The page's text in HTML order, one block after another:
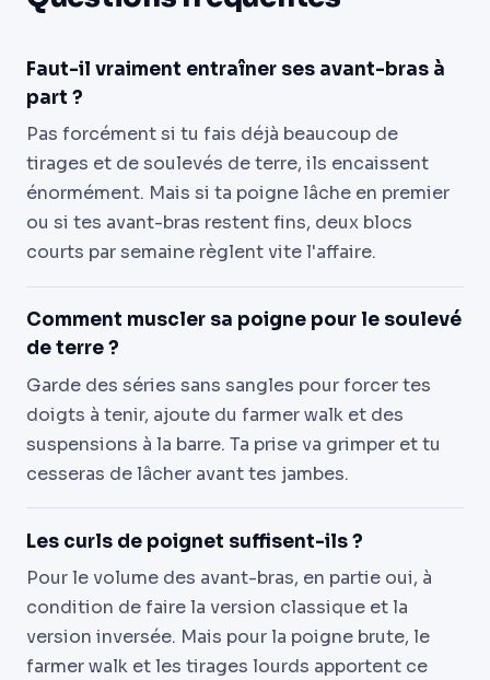
Faut-il vraiment entraîner ses avant-bras à
part ?
Pas forcément si tu fais déjà beaucoup de
tirages et de soulevés de terre, ils encaissent
énormément. Mais si ta poigne lâche en premier
ou si tes avant-bras restent fins, deux blocs
courts par semaine règlent vite l'affaire.
Comment muscler sa poigne pour le soulevé
de terre ?
Garde des séries sans sangles pour forcer tes
doigts à tenir, ajoute du farmer walk et des
suspensions à la barre. Ta prise va grimper et tu
cesseras de lâcher avant tes jambes.
Les curls de poignet suffisent-ils ?
Pour le volume des avant-bras, en partie oui, à
condition de faire la version classique et la
version inversée. Mais pour la poigne brute, le
farmer walk et les tirages lourds apportent ce